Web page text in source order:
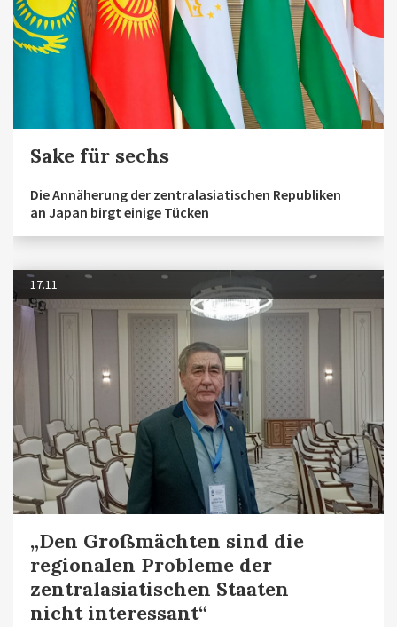
Sake für sechs
Die Annäherung der zentralasiatischen Republiken
an Japan birgt einige Tücken
17.11
„Den Großmächten sind die
regionalen Probleme der
zentralasiatischen Staaten
nicht interessant“